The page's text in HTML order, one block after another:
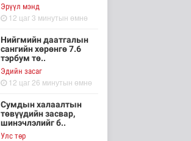
Эрүүл мэнд
12 цаг 3 минутын өмнө
Нийгмийн даатгалын
сангийн хөрөнгө 7.6
тэрбум тө..
Эдийн засаг
12 цаг 26 минутын өмнө
Сумдын халаалтын
төвүүдийн засвар,
шинэчлэлийг б..
Улс төр